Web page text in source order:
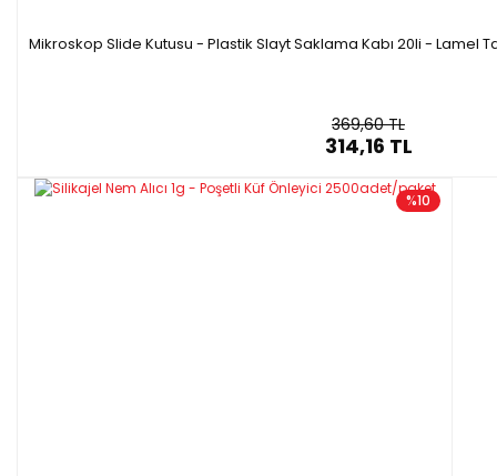
Mikroskop Slide Kutusu - Plastik Slayt Saklama Kabı 20li - Lamel
369,60 TL
314,16 TL
%10